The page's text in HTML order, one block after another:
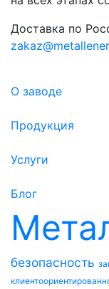
Доставка по
О заводе
Продукция
Услуги
Блог
безопасность